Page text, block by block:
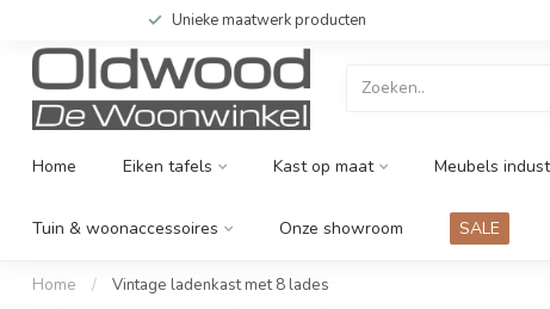
Unieke maatwerk producten
Home Eiken tafels Kast op maat Meubels
Tuin & woonaccessoires Onze showroom SALE
Home / Vintage ladenkast met 8 lades